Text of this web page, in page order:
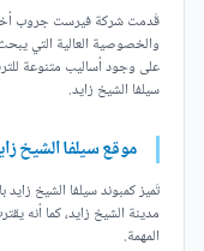
قَدمت شركة فيرست جروب أخر
والخصوصية العالية التي
على وجود أساليب متنوعة
سيلفا الشيخ زايد.
موقع سيلفا الشيخ
تَميز كمبوند سيلفا الشيخ
مدينة الشيخ زايد، كما أنه
المهمة.